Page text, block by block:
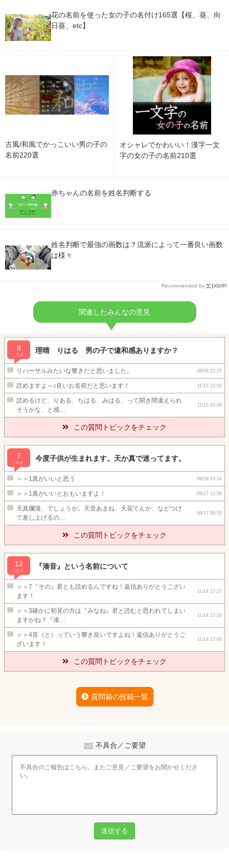
花の名前を使った女の子の名付け165選【桜、葵、向
日葵、etc】
古風/和風でかっこいい男の子の
名前220選
オシャレでかわいい！漢字一文
字の女の子の名前210選
赤ちゃんの名前を姓名判断する
姓名判断で最強の画数は？流派によって一番良い画数
は様々
Recommended by
関連したみんなの意見
8
コメ
理晴 りはる 男の子で違和感ありますか？
リハーサルみたいな響きだと思いました。 08/08 22:25
読めますよ～♪良いお名前だと思います！ 11/15 21:02
読めるけど、りある、ちはる、みはる、って聞き間違えられ
そうかな、と感…
11/15 20:46
この質問トピックをチェック
7
コメ
今度子供が生まれます。天か真で迷ってます。
＞＞1真がいいと思う 09/19 10:24
＞＞1真がいいとおもいますよ！ 09/17 12:50
天真爛漫、でしょうか。天音あまね、天花てんか、などつけ
て差し上げるの…
09/17 08:53
この質問トピックをチェック
12
コメ
『湊音』という名前について
＞＞7『その』君とも読めるんですね！返信ありがとうござい
ます！
11/14 17:27
＞＞3確かに初見の方は『みなね』君と読むと思われてしまい
ますかね？『湊…
11/14 17:10
＞＞4音（と）っていう響き良いですよね！返信ありがとうご
ざいます！
11/14 17:00
この質問トピックをチェック
質問箱の投稿一覧
不具合／ご要望
送信する